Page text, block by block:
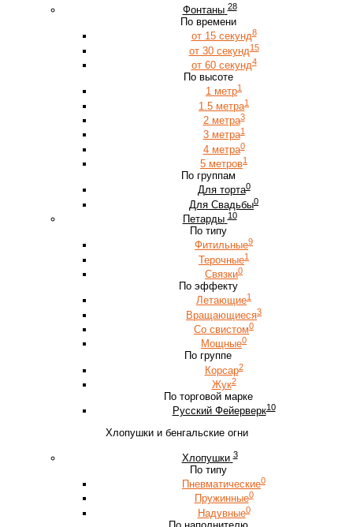
Фонтаны 28
По времени
от 15 секунд8
от 30 секунд15
от 60 секунд4
По высоте
1 метр1
1.5 метра1
2 метра3
3 метра1
4 метра0
5 метров1
По группам
Для торта0
Для Свадьбы0
Петарды 10
По типу
Фитильные9
Терочные1
Связки0
По эффекту
Летающие1
Вращающиеся3
Со свистом0
Мощные0
По группе
Корсар2
Жук2
По торговой марке
Русский Фейерверк10
Хлопушки и бенгальские огни
Хлопушки 3
По типу
Пневматические0
Пружинные0
Надувные0